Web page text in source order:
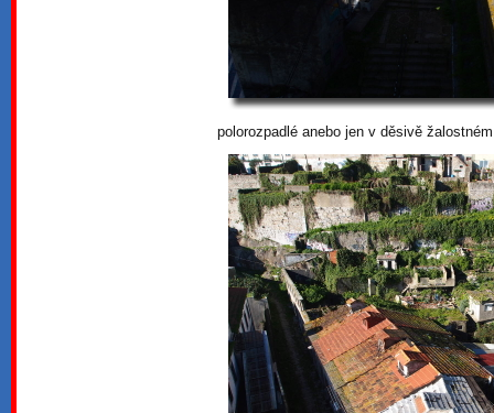
polorozpadlé anebo jen v děsivě